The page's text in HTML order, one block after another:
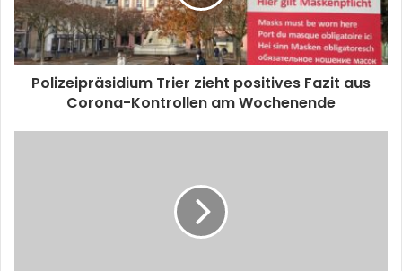
Polizeipräsidium Trier zieht positives Fazit aus
Corona-Kontrollen am Wochenende